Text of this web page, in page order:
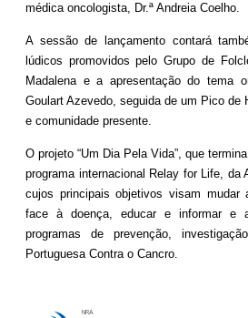
médica oncologista, Dr.ª Andreia Coelho.
A sessão de lançamento contará
lúdicos promovidospelo Grupo de
Madalena e a apresentação do tema
Goulart Azevedo, seguida de um Pico de
e comunidade presente.
O projeto “Um Dia Pela Vida”, que
programa internacional Relay for Life, da
cujos principais objetivos visam mudar
face à doença, educar e informar e
programas de prevenção,
Portuguesa Contra o Cancro.
NRA